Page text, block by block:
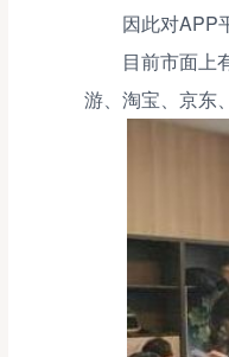
因此对APP
目前市面上
游、淘宝、京东